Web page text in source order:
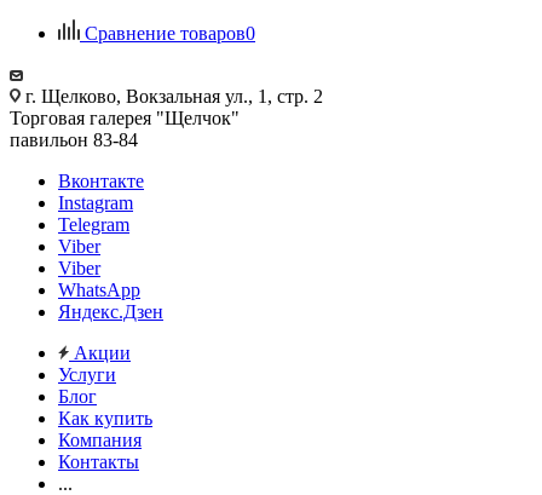
Сравнение товаров0
г. Щелково, Вокзальная ул., 1, стр. 2
Торговая галерея "Щелчок"
павильон 83-84
Вконтакте
Instagram
Telegram
Viber
Viber
WhatsApp
Яндекс.Дзен
Акции
Услуги
Блог
Как купить
Компания
Контакты
...